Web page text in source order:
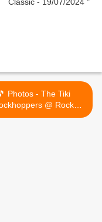
Photos - The Tiki
@ Rock
Classic - 29/12/2023 >